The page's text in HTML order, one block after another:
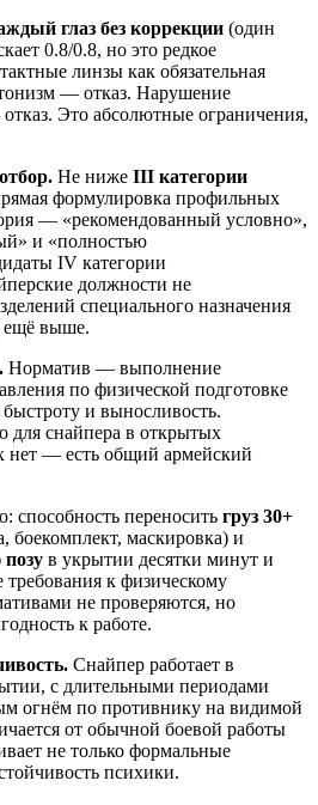
глаз без коррекции (один
0.8/0.8, но это редкое
линзы как обязательная
— отказ. Нарушение
Это абсолютные ограничения,
Не ниже III категории
формулировка профильных
— «рекомендованный условно»,
и «полностью
IV категории
должности не
специального назначения
ещё выше.
Норматив — выполнение
по физической подготовке
и выносливость.
снайпера в открытых
нет — есть общий армейский
способность переносить груз 30+
боекомплект, маскировка) и
позу в укрытии десятки минут и
к физическому
не проверяются, но
к работе.
Снайпер работает в
с длительными периодами
огнём по противнику на видимой
от обычной боевой работы
не только формальные
психики.